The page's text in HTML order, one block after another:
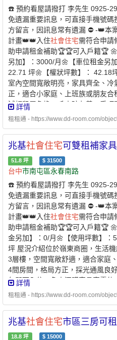
遠。交通機能車行約3分鐘可到61
9~10分鐘可到清水火車站與國道3
步行約9分鐘可到學區槺榔國小，
商業：車行約3~4分鐘可到全聯(
約9分鐘可到三井outlet(台中港)。
園，車行約3分鐘可到頂寮里文
拜拜☆ 禁釘釘子 ☆室內禁菸 ☆💎
好房客 💎🌟可協助申請300億元
申請條件說明：✅家庭成員￭ 申請
偶戶籍內的直系親屬￭ 申請人的配
制：申請人須為年滿 18 歲以上之
本人 + 配偶 + 戶籍內直系親屬✅
得低於 135萬 元以下￭ 每人每月平
自建、自購 住宅貸款利息補貼者動
限額：560 萬元✅無自有
市、彰化縣、南投縣均無自有
尺✅於本市無承租本市公營住宅或
補貼 -⭐️ 兆基屋管 x 凱基銀行⭐️業
扣繳-方便、安全的支付方式-* 每
記* 利用刷卡繳納房租，快速建立
培養記帳好習慣 - 創造公平的租屋
義提供安全安心的租屋居住環境
司專職租屋管理非一般房仲租屋
供需求為您配對優質物件【經紀業
股份有限公司台中分公司】📌地址
樓📌經紀人：許舜傑(114)高市字
☎️ 預約看屋請撥打 李先生 0925-
免遺漏重要訊息，可直接手機號
方留言，因訊息常有遺漏 ⛔️ -👑本
計畫👑👑入住社會住宅需符合申請
助申請租金補助🏆🏆可入戶籍🏆
另加】：3000/月🌼【車位租金另
22.71 坪🌼【權狀坪數】： 42.18
室內空間寬敞明亮，家具齊全、
正，適合小家庭、上班族或朋友合
減輕租屋負擔。毛小孩友善，乖巧
通往返輕鬆，是兼顧舒適與便利
的好房客 💎🌟 可協助申請300億
人-申請條件說明：✅家庭成員 ￭
及其配偶戶籍內的直系親屬 ￭ 申請
1. 年齡限制：申請人須為年滿 18
額 ￭ 家庭年所得低於 134萬元以
於 57,509 元以下 ￭ 申請自建、自
額：471 萬元以下 ￭ 不動產限額
屋） ￭ 申請人及家庭成員在臺中
宅￭ 或個別持有面積未滿 40 平方
宅或社會 住宅✅且未同時享有政府
⭐️業界首例跨業合作 繳房租可
付方式-* 每個月房租可以自動扣
租，快速建立個人信用* 妥善的靈
造公平的租屋環境 企業
屋居住環境 代租、代管、裝潢修
般房仲租屋找專業是房東房客最
物件【經紀業／租賃住宅服務業】
公司】📌地址：台中 市北區三民路
(114)高市字第01724號 附近有便
詳情
租租通 - https://www.dd-room.com/
兆基社會住宅可雙租補家
51.8 坪 $ 31500
台中市南屯區永春南路
☎️ 預約看屋請撥打 李先生 0925-
免遺漏重要訊息，可直接手機號
方留言，因訊息常有遺漏 ⛔️ -👑本
計畫👑👑入住社會住宅需符合申請
助申請租金補助🏆🏆可入戶籍🏆
金另加】：0/月🌼【使用坪數】：
坪 屋況介紹位於嶺東商圈，生活
3層樓，空間寬敞舒適，適合家庭
4間房間，格局方正，採光通風良
包即可入住，免去添購家具家電的
請雙租補，減輕租屋負擔。鄰近嶺
看屋，優質物件，錯過可惜！ ☆
釘子 ☆室內禁菸 ☆💎 優質房東，
🌟 可協助申請300億元中央擴大租
詳情
租租通 - https://www.dd-room.com/
兆基社會住宅市區三房可
18.8 坪 $ 15000